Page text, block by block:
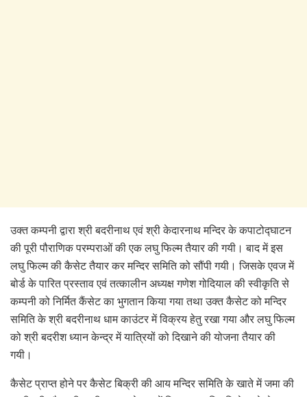
उक्त कम्पनी द्वारा श्री बदरीनाथ एवं श्री केदारनाथ मन्दिर के कपाटोद्घाटन
की पूरी पौराणिक परम्पराओं की एक लघु फिल्म तैयार की गयी। बाद में इस
लघु फिल्म की कैसेट तैयार कर मन्दिर समिति को सौंपी गयी। जिसके एवज में
बोर्ड के पारित प्रस्ताव एवं तत्कालीन अध्यक्ष गणेश गोदियाल की स्वीकृति से
कम्पनी को निर्मित कैंसेट का भुगतान किया गया तथा उक्त कैसेट को मन्दिर
समिति के श्री बदरीनाथ धाम काउंटर में विक्रय हेतु रखा गया और लघु फिल्म
को श्री बदरीश ध्यान केन्द्र में यात्रियों को दिखाने की योजना तैयार की
गयी।
कैसेट प्राप्त होने पर कैसेट बिक्री की आय मन्दिर समिति के खाते में जमा की